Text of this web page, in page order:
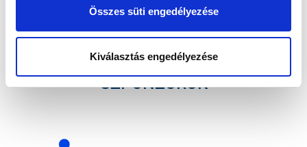
Összes süti engedélyezése
Kiválasztás engedélyezése
SZPONZOROK